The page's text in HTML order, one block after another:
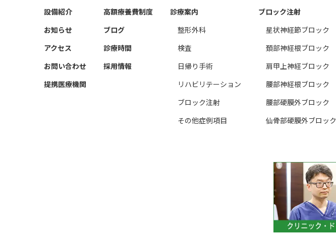
設備紹介
お知らせ
アクセス
お問い合わせ
提携医療機関
高額療養費制度
ブログ
診療時間
採用情報
診療案内
整形外科
検査
日帰り手術
リハビリテーション
ブロック注射
その他症例項目
ブロック注射
星状神経節ブロック
頚部神経根ブロック
肩甲上神経ブロック
腰部神経根ブロック
腰部硬膜外ブロック
仙骨部硬膜外ブロック